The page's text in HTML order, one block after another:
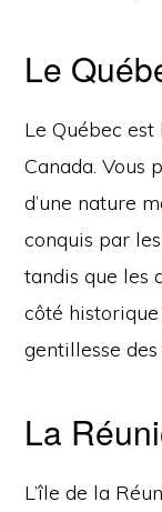
Le
Le Québec
Canada. Vous
d’une nature
conquis par
tandis que les
côté
gentillesse des
La
L’île de la